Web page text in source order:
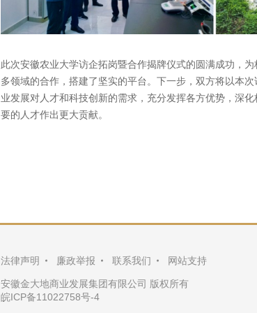
此次安徽农业大学访企拓岗暨合作揭牌仪式的圆满成功，为
多领域的合作，搭建了坚实的平台。下一步，双方将以本
业发展对人才和科技创新的需求，充分发挥各方优势，深
要的人才作出更大贡献。
法律声明 廉政举报 联系我们 网站支持
安徽金大地商业发展集团有限公司 版权所有
皖ICP备11022758号-4